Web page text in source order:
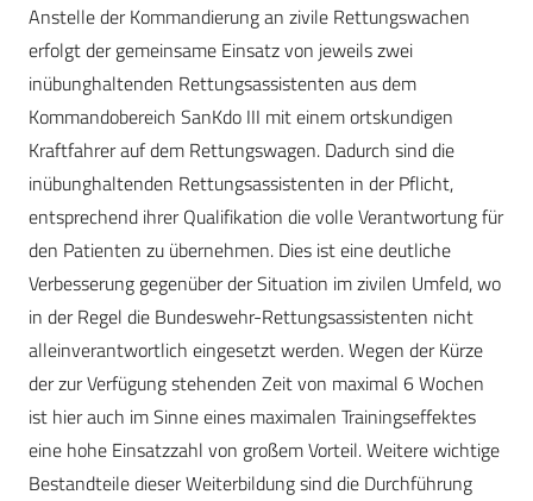
Anstelle der Kommandierung an zivile Rettungswachen
erfolgt der gemeinsame Einsatz von jeweils zwei
inübunghaltenden Rettungsassistenten aus dem
Kommandobereich SanKdo III mit einem ortskundigen
Kraftfahrer auf dem Rettungswagen. Dadurch sind die
inübunghaltenden Rettungsassistenten in der Pflicht,
entsprechend ihrer Qualifikation die volle Verantwortung für
den Patienten zu übernehmen. Dies ist eine deutliche
Verbesserung gegenüber der Situation im zivilen Umfeld, wo
in der Regel die Bundeswehr-Rettungsassistenten nicht
alleinverantwortlich eingesetzt werden. Wegen der Kürze
der zur Verfügung stehenden Zeit von maximal 6 Wochen
ist hier auch im Sinne eines maximalen Trainingseffektes
eine hohe Einsatzzahl von großem Vorteil. Weitere wichtige
Bestandteile dieser Weiterbildung sind die Durchführung